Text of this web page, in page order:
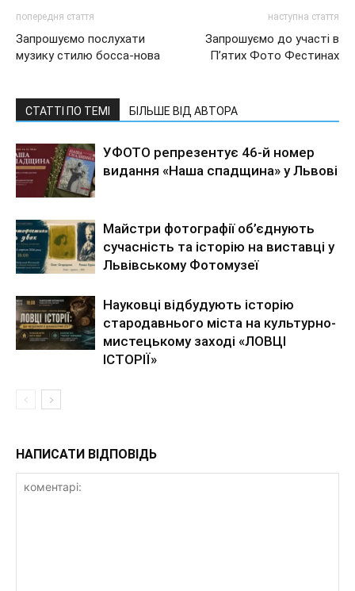
попередня стаття
Запрошуємо послухати
музику стилю босса-нова
наступна стаття
Запрошуємо до участі в
П’ятих Фото Фестинах
СТАТТІ ПО ТЕМІ БІЛЬШЕ ВІД АВТОРА
УФОТО репрезентує 46-й номер
видання «Наша спадщина» у Львові
Майстри фотографії об’єднують
сучасність та історію на виставці у
Львівському Фотомузеї
Науковці відбудують історію
стародавнього міста на культурно-
мистецькому заході «ЛОВЦІ
ІСТОРІЇ»
НАПИСАТИ ВІДПОВІДЬ